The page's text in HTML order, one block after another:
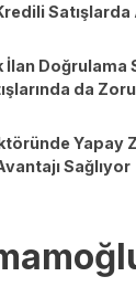
Satışlarda
İlan Doğrulama
da
Yapay
Sağlıyor